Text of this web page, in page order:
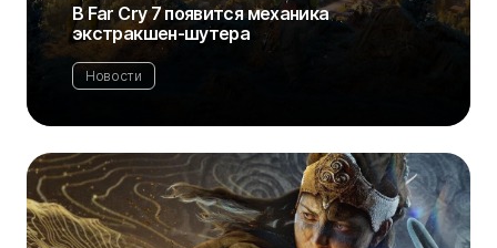
В Far Cry 7 появится механика
экстракшен-шутера
Новости